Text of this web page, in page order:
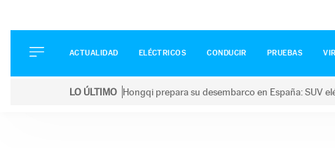
ELÉCTRICOS
CONDUCIR
ACTUALIDAD ELÉCTRICOS CONDUCIR PRUEBAS
LO ÚLTIMO Hongqi prepara su desembarco en España: SUV